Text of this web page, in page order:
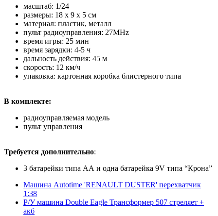
масштаб: 1/24
размеры: 18 х 9 х 5 cм
материал: пластик, металл
пульт радиоуправления: 27MHz
время игры: 25 мин
время зарядки: 4-5 ч
дальность действия: 45 м
скорость: 12 км/ч
упаковка: картонная коробка блистерного типа
В комплекте:
радиоуправляемая модель
пульт управления
Требуется дополнительно:
3 батарейки типа АА и одна батарейка 9V типа “Крона”
Машина Autotime 'RENAULT DUSTER' перехватчик
1:38
Р/У машина Double Eagle Трансформер 507 стреляет +
акб